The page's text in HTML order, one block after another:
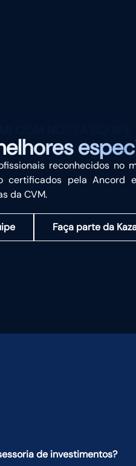
reconhecidos no
certificados pela
da CVM.
Faça parte da
de investimentos?